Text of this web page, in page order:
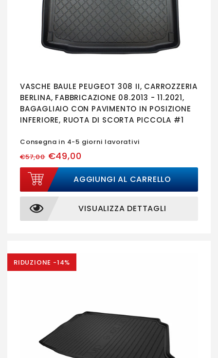
VASCHE BAULE PEUGEOT 308 II, CARROZZERIA
BERLINA, FABBRICAZIONE 08.2013 - 11.2021,
BAGAGLIAIO CON PAVIMENTO IN POSIZIONE
INFERIORE, RUOTA DI SCORTA PICCOLA #1
Consegna in 4-5 giorni lavorativi
€57,00€49,00
AGGIUNGI AL CARRELLO
VISUALIZZA DETTAGLI
RIDUZIONE -14%